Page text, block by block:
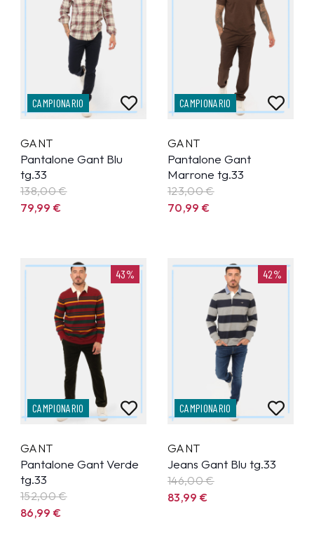
CAMPIONARIO
GANT
Pantalone Gant Blu
tg.33
138,00 €
79,99€
CAMPIONARIO
GANT
Pantalone Gant
Marrone tg.33
123,00 €
70,99€
43%
CAMPIONARIO
GANT
Pantalone Gant Verde
tg.33
152,00 €
86,99€
42%
CAMPIONARIO
GANT
Jeans Gant Blu tg.33
146,00 €
83,99€